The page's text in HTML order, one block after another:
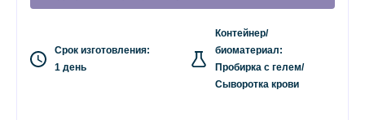
Срок изготовления:
1 день
Контейнер/
биоматериал:
Пробирка с гелем/
Сыворотка крови